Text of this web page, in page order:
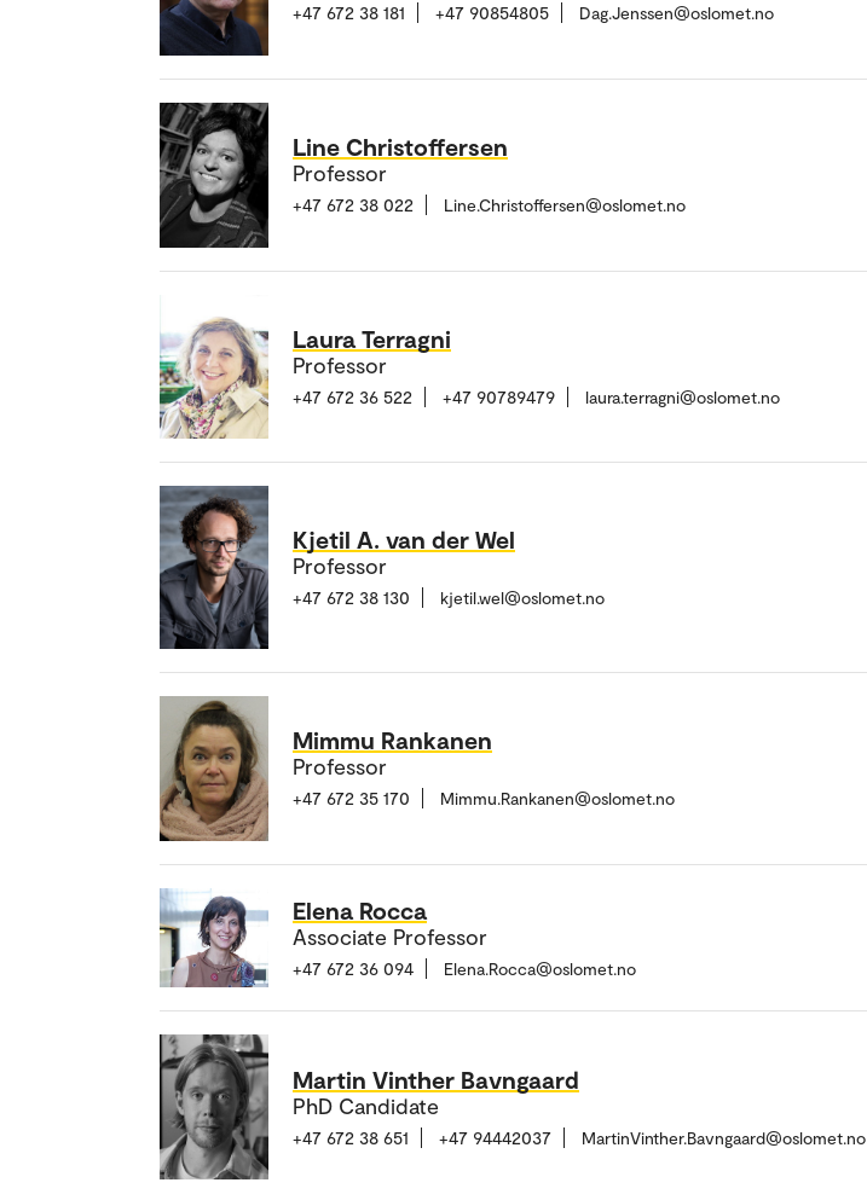
+47 672 38 181 +47 90854805 Dag.Jenssen@oslomet.no
Line Christoffersen
Professor
+47 672 38 022 Line.Christoffersen@oslomet.no
Laura Terragni
Professor
+47 672 36 522 +47 90789479 laura.terragni@oslomet.no
Kjetil A. van der Wel
Professor
+47 672 38 130 kjetil.wel@oslomet.no
Mimmu Rankanen
Professor
+47 672 35 170 Mimmu.Rankanen@oslomet.no
Elena Rocca
Associate Professor
+47 672 36 094 Elena.Rocca@oslomet.no
Martin Vinther Bavngaard
PhD Candidate
+47 672 38 651 +47 94442037 MartinVinther.Bavngaard@oslomet.no